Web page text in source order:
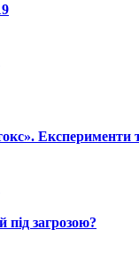
Експерименти
загрозою?